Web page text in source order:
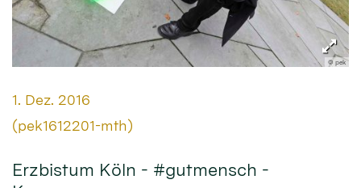
© pek
Datum:
1. Dez. 2016
Von:
(pek1612201-mth)
Erzbistum Köln - #gutmensch -